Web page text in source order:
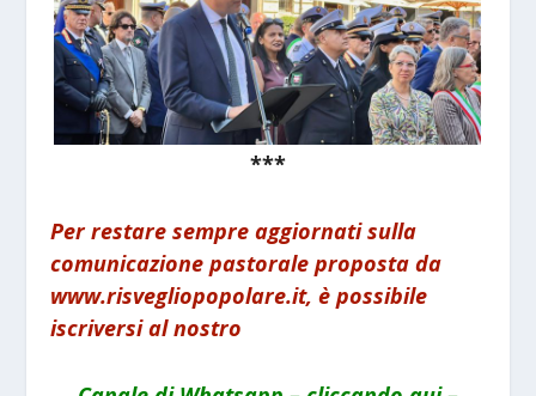
***
Per restare sempre aggiornati sulla
comunicazione pastorale proposta da
www.risvegliopopolare.it, è possibile
iscriversi al nostro